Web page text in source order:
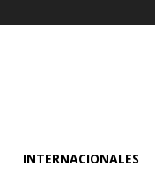
INTERNACIONALES